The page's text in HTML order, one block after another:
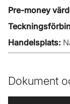
Pre-money
Handelsplats:
Dokument